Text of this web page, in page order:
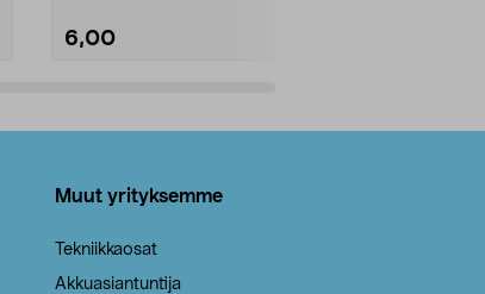
6,00
Muut yrityksemme
Tekniikkaosat
Akkuasiantuntija